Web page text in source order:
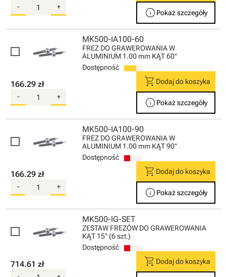
- + info Pokaż szczegóły
MK500-IA100-60
FREZ DO GRAWEROWANIA W
ALUMINIUM 1.00 mm KĄT 60°
Dostępność
166.29 zł
- +
shopping_cart Dodaj do koszyka
info Pokaż szczegóły
MK500-IA100-90
FREZ DO GRAWEROWANIA W
ALUMINIUM 1.00 mm KĄT 90°
Dostępność
166.29 zł
- +
shopping_cart Dodaj do koszyka
info Pokaż szczegóły
MK500-IG-SET
ZESTAW FREZÓW DO GRAWEROWANIA
KĄT 15° (6 szt.)
Dostępność
714.61 zł shopping_cart Dodaj do koszyka